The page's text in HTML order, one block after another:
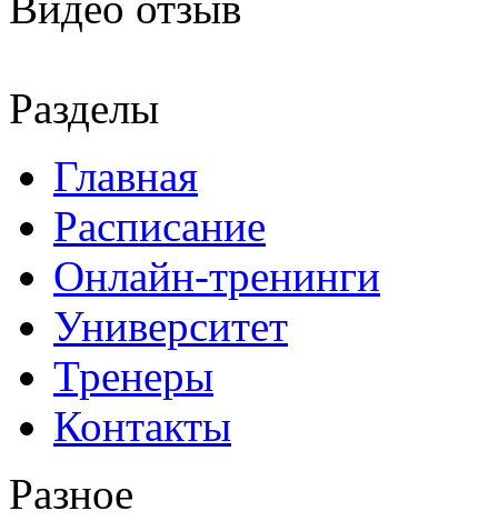
Разделы
Главная
Расписание
Онлайн-тренинги
Университет
Тренеры
Контакты
Разное